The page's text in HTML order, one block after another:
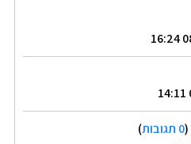
(0 תגובות
)